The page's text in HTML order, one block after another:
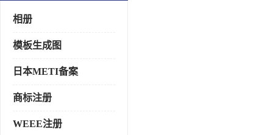
相册
模板生成图
日本METI备案
商标注册
WEEE注册